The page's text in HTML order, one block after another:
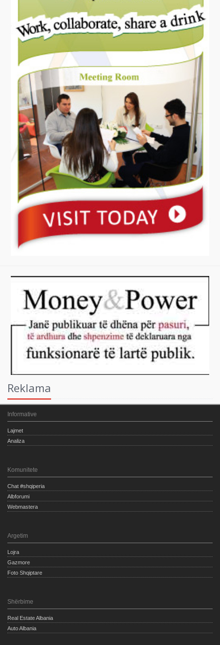
Reklama
Informative
Lajmet
Analiza
Komunitete
Chat #shqiperia
Albforumi
Webmastera
Argetim
Lojra
Gazmore
Foto Shqiptare
Shërbime
Real Estate Albania
Auto Albania